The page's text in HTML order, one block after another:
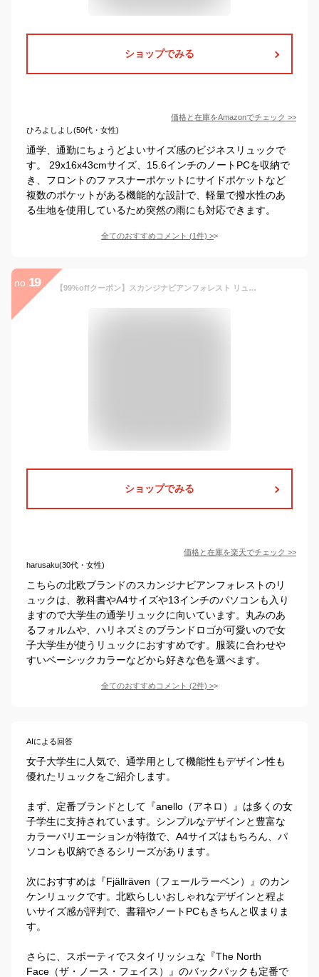
ショップでみる
価格と在庫をAmazonでチェック >>
ひろよしよし(50代・女性)
通学、通勤にちょうどよいサイズ感のビジネスリュックで
す。 29x16x43cmサイズ、15.6インチのノートPCを収納で
き、フロントのファスナーポケットにサイドポケットなど
複数のポケットがある機能的な設計で、軽量で撥水性のあ
る生地を使用しているため突然の雨にも対応できます。
全てのおすすめコメント (1件) >
no. 19 【99%offクーポン】スカンジナビアンフォレスト リュック レディース A4 大容量 リュックサック 軽量 バックパック 撥水 メンズ ユニセックス PC収納 ポケット 多い 大きめ 背面ファスナー 通勤 通学 ハリネズミ 大人 おしゃれ 大きめ moz モズ 北欧 SCANDINAVIAN FOREST
ショップでみる
価格と在庫を楽天でチェック >>
harusaku(30代・女性)
こちらの北欧ブランドのスカンジナビアンフォレストのリ
ュックは、教科書やA4サイズや13インチのパソコンも入り
ますので大学生の通学リュックに向いています。丸みのあ
るフォルムや、ハリネズミのブランドロゴが可愛いので女
子大学生が使うリュックにおすすめです。服装に合わせや
すいベーシックカラーなどから好きな色を選べます。
全てのおすすめコメント (2件) >
AIによる回答
女子大学生に人気で、通学用として機能性もデザイン性も
優れたリュックをご紹介します。
まず、定番ブランドとして『anello（アネロ）』は多くの女
子学生に支持されています。シンプルなデザインと豊富な
カラーバリエーションが特徴で、A4サイズはもちろん、パ
ソコンも収納できるシリーズがあります。
次におすすめは『Fjällräven（フェールラーベン）』のカン
ケンリュックです。北欧らしいおしゃれなデザインと程よ
いサイズ感が評判で、書籍やノートPCもきちんと収まりま
す。
さらに、スポーティでスタイリッシュな『The North
Face（ザ・ノース・フェイス）』のバックパックも定番で